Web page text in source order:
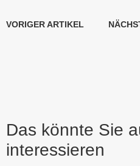
VORIGER ARTIKEL
Das könnte Sie
interessieren